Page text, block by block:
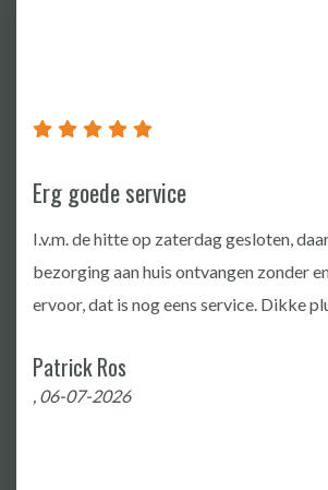
Erg goede service
I.v.m. de hitte op zaterdag gesloten,
bezorging aan huis ontvangen zonder
ervoor, dat is nog eens service. Dikke
Patrick Ros
, 06-07-2026